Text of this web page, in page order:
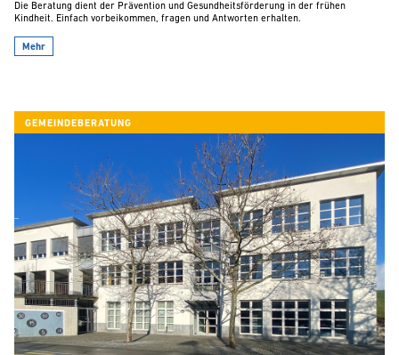
Die Beratung dient der Prävention und Gesundheitsförderung in der frühen
Kindheit. Einfach vorbeikommen, fragen und Antworten erhalten.
Mehr
GEMEINDEBERATUNG